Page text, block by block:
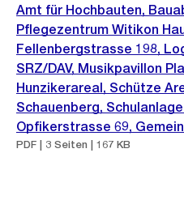
Amt für Hochbauten,
Pflegezentrum Witikon
Fellenbergstrasse 198,
SRZ/DAV, Musikpavillon
Hunzikerareal, Schütze
Schauenberg,
Opfikerstrasse 69,
PDF | 3 Seiten | 167 KB